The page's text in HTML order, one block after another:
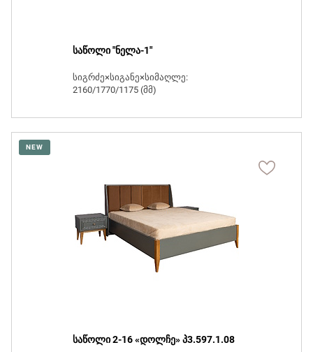
საწოლი "ნელა-1"
სიგრძე×სიგანე×სიმაღლე:
2160/1770/1175 (მმ)
NEW
საწოლი 2-16 «დოლჩე» პ3.597.1.08